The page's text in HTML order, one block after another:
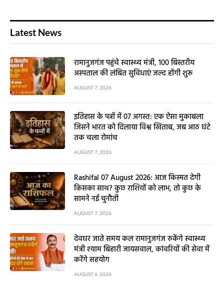
Latest News
रामानुजगंज पहुंचे स्वास्थ्य मंत्री, 100 बिस्तरीय
अस्पताल की लंबित सुविधाएं जल्द होंगी शुरू
AUGUST 7, 2026
इतिहास के पन्नों में 07 अगस्त: एक ऐसा मुकाबला
जिसने भारत को दिलाया विश्व खिताब, जब आठ घंटे
तक चला रोमांच
AUGUST 7, 2026
Rashifal 07 August 2026: आज किस्मत देगी
किसका साथ? कुछ राशियों को लाभ, तो कुछ के
सामने नई चुनौती
AUGUST 7, 2026
देवघर जाते समय कल रामानुजगंज रुकेंगे स्वास्थ्य
मंत्री श्याम बिहारी जायसवाल, कांवरियों की सेवा में
करेंगे सहयोग
AUGUST 6, 2026